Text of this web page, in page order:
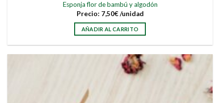
Esponja flor de bambú y algodón
Precio: 7,50€ /unidad
AÑADIR AL CARRITO